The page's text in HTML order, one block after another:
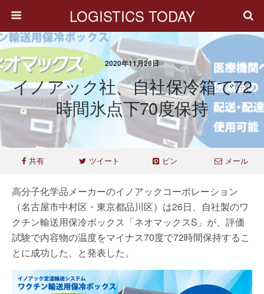
LOGISTICS TODAY
2020年11月26日
イノアック社、自社保冷箱で72
時間氷点下70度保持
共有 ツイート ピン メール
高分子化学品メーカーのイノアックコーポレーション
（名古屋市中村区・東京都品川区）は26日、自社製のワ
クチン輸送用保冷ボックス「ネオマックスS」が、評価
試験で内容物の温度をマイナス70度で72時間保持するこ
とに成功した、と発表した。